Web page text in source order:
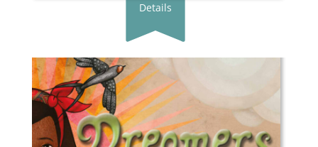
Details
Buchautor*in:Yuyi Morales
Illustrator*in:Yuyi Morales